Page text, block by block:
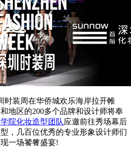
装周在华侨城欢乐海岸拉开帷
地区的200多个品牌和设计师将奉
院化妆造型团队应邀前往秀场幕后
，几百位优秀的专业形象设计师们
一场饕餮盛宴!